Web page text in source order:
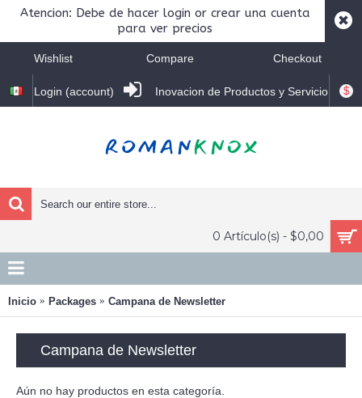
Atencion: Debe de hacer login or crear una cuenta
para ver precios
Wishlist Compare Checkout
$
Login (account) Inovacion de Productos y Servicio
0 Artículo(s) - $0,00
Inicio Packages Campana de Newsletter
Campana de Newsletter
Aún no hay productos en esta categoría.